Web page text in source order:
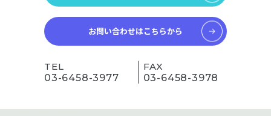
お問い合わせはこちらから
TEL
03-6458-3977
FAX
03-6458-3978